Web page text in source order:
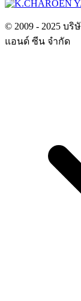
© 2009 - 2025 บ
แอนด์ ซีน จำกัด